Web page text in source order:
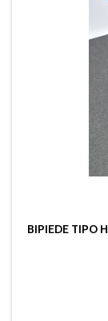
BIPIEDE TIPO